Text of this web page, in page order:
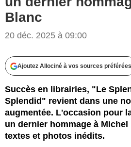
Blanc
20 déc. 2025 à 09:00
Ajoutez Allociné à vos sources préférées
Succès en librairies, "Le
Splendid" revient dans une
augmentée. L'occasion pour
un dernier hommage à
textes et photos inédits.